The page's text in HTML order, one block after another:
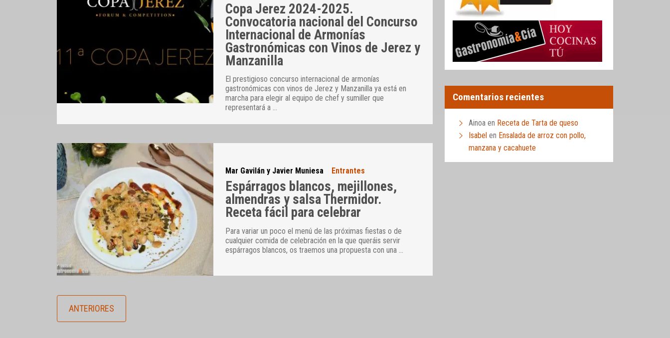
Copa Jerez 2024-2025.
Convocatoria nacional del Concurso
Internacional de Armonías
Gastronómicas con Vinos de Jerez y
Manzanilla
El prestigioso concurso internacional de armonías
gastronómicas con vinos de Jerez y Manzanilla ya está en
marcha para elegir al equipo de chef y sumiller que
representará a …
Mar Gavilán y Javier Muniesa Entrantes
Espárragos blancos, mejillones,
almendras y salsa Thermidor.
Receta fácil para celebrar
Para variar un poco el menú de las próximas fiestas o de
cualquier comida de celebración en la que queráis servir
espárragos blancos, os traemos una propuesta con una
ANTERIORES
Comentarios recientes
Ainoa en Receta de Tarta de queso
Isabel en Ensalada de arroz con pollo,
manzana y cacahuete